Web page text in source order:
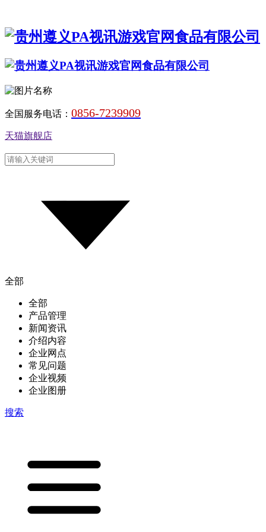
全国服务电话： 0856-7239909
天猫旗舰店
全部
全部
产品管理
新闻资讯
介绍内容
企业网点
常见问题
企业视频
企业图册
搜索